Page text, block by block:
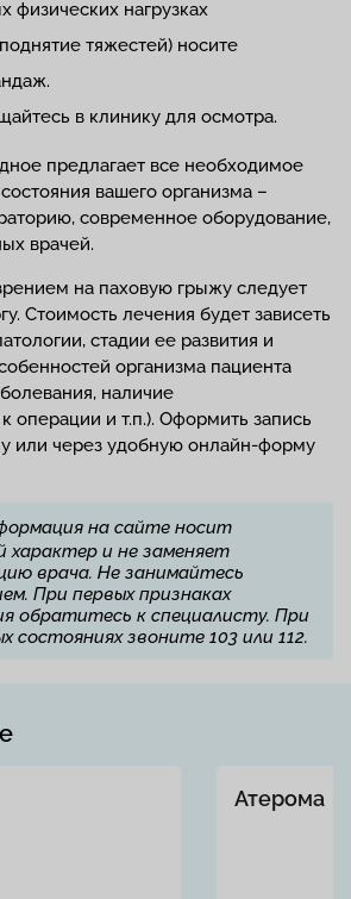
нагрузках
тяжестей) носите
в клинику для осмотра.
предлагает все необходимое
вашего организма –
современное оборудование,
врачей.
на паховую грыжу следует
Стоимость лечения будет зависеть
стадии ее развития и
организма пациента
наличие
операции и т.п.). Оформить запись
или через удобную онлайн-форму
на сайте носит
характер и не заменяет
врача. Не занимайтесь
При первых признаках
обратитесь к специалисту. При
состояниях звоните 103 или 112.
Атерома